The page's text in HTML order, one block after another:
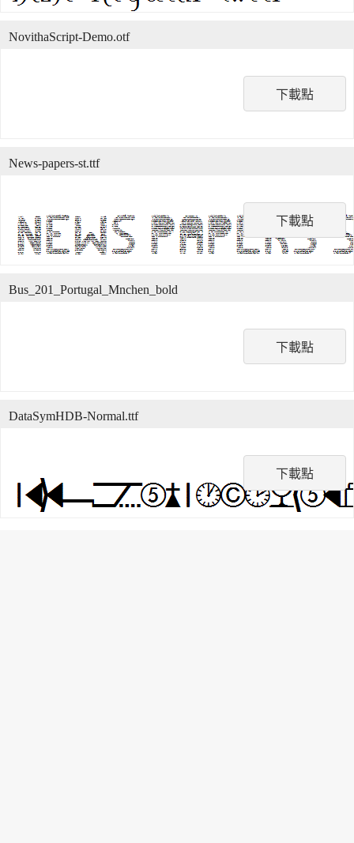
下載點
NovithaScript-Demo.otf
下載點
News-papers-st.ttf
下載點
Bus_201_Portugal_Mnchen_bold
下載點
DataSymHDB-Normal.ttf